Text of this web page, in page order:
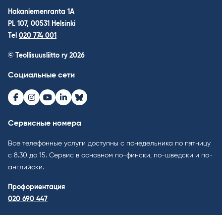
Hakaniemenranta 1A
PL 107, 00531 Helsinki
Tel 020 774 001
© Teollisuusliitto ry 2026
Социальные сети
Facebook
Instagram
Youtube
LinkedInBluesky
Сервисные номера
Все телефонные услуги доступны с понедельника по пятницу
с 8.30 до 15. Cервис в основном по-фински, по-шведски и по-
английски.
Профориентация
020 690 447